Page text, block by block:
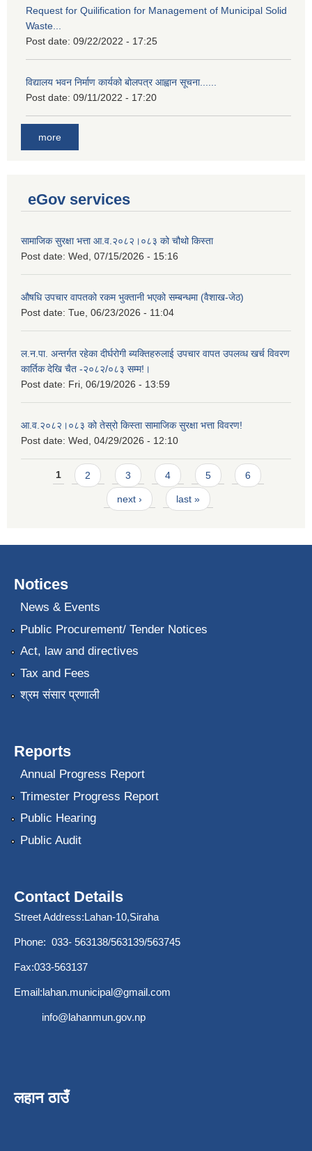
Request for Quilification for Management of Municipal Solid
Waste...
Post date: 09/22/2022 - 17:25
विद्यालय भवन निर्माण कार्यको बोलपत्र आह्वान सूचना......
Post date: 09/11/2022 - 17:20
more
eGov services
सामाजिक सुरक्षा भत्ता आ.व.२०८२।०८३ को चौथो किस्ता
Post date: Wed, 07/15/2026 - 15:16
औषधि उपचार वापतको रकम भुक्तानी भएको सम्बन्धमा (वैशाख-जेठ)
Post date: Tue, 06/23/2026 - 11:04
ल.न.पा. अन्तर्गत रहेका दीर्घरोगी ब्यक्तिहरुलाई उपचार वापत उपलव्ध खर्च विवरण
कार्तिक देखि चैत -२०८२/०८३ सम्म!।
Post date: Fri, 06/19/2026 - 13:59
आ.व.२०८२।०८३ को तेस्रो किस्ता सामाजिक सुरक्षा भत्ता विवरण!
Post date: Wed, 04/29/2026 - 12:10
Pages
1 2 3 4 5 6
next › last »
Notices
News & Events
Public Procurement/ Tender Notices
Act, law and directives
Tax and Fees
श्रम संसार प्रणाली
Reports
Annual Progress Report
Trimester Progress Report
Public Hearing
Public Audit
Contact Details
Street Address:Lahan-10,Siraha
Phone: 033- 563138/563139/563745
Fax:033-563137
Email:lahan.municipal@gmail.com
info@lahanmun.gov.np
लहान ठाउँ